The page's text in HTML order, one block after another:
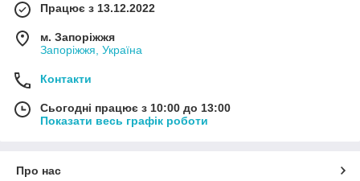
Працює з 13.12.2022
м. Запоріжжя
Запоріжжя, Україна
Контакти
Сьогодні працює з 10:00 до 13:00
Показати весь графік роботи
Про нас